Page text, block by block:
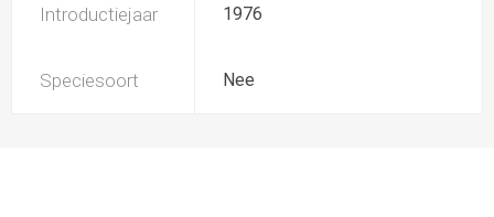
Introductiejaar 1976
Speciesoort Nee